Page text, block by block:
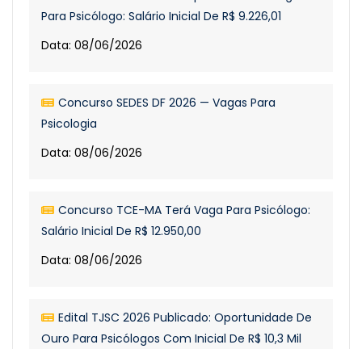
Para Psicólogo: Salário Inicial De R$ 9.226,01
Data: 08/06/2026
Concurso SEDES DF 2026 — Vagas Para
Psicologia
Data: 08/06/2026
Concurso TCE-MA Terá Vaga Para Psicólogo:
Salário Inicial De R$ 12.950,00
Data: 08/06/2026
Edital TJSC 2026 Publicado: Oportunidade De
Ouro Para Psicólogos Com Inicial De R$ 10,3 Mil